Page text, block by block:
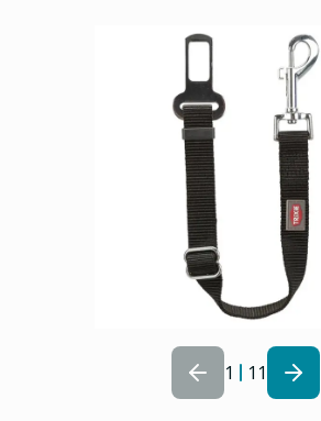
1 11